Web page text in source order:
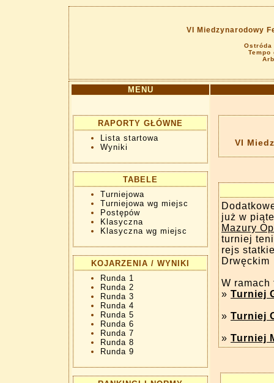
VI Miedzynarodowy
Ostróda
MENU
RAPORTY GŁÓWNE
Lista startowa
Wyniki
TABELE
Turniejowa
Turniejowa wg miejsc
Postępów
Klasyczna
Klasyczna wg miejsc
KOJARZENIA / WYNIKI
Runda 1
Runda 2
Runda 3
Runda 4
Runda 5
Runda 6
Runda 7
Runda 8
Runda 9
VI
już w
Mazury
turniej
rejs
Drwęckim
W
» Turniej
» Turniej
» Turniej